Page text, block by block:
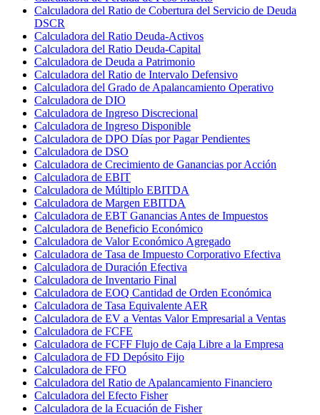
Calculadora del Ratio de Cobertura del Servicio de Deuda
DSCR
Calculadora del Ratio Deuda-Activos
Calculadora del Ratio Deuda-Capital
Calculadora de Deuda a Patrimonio
Calculadora del Ratio de Intervalo Defensivo
Calculadora del Grado de Apalancamiento Operativo
Calculadora de DIO
Calculadora de Ingreso Discrecional
Calculadora de Ingreso Disponible
Calculadora de DPO Días por Pagar Pendientes
Calculadora de DSO
Calculadora de Crecimiento de Ganancias por Acción
Calculadora de EBIT
Calculadora de Múltiplo EBITDA
Calculadora de Margen EBITDA
Calculadora de EBT Ganancias Antes de Impuestos
Calculadora de Beneficio Económico
Calculadora de Valor Económico Agregado
Calculadora de Tasa de Impuesto Corporativo Efectiva
Calculadora de Duración Efectiva
Calculadora de Inventario Final
Calculadora de EOQ Cantidad de Orden Económica
Calculadora de Tasa Equivalente AER
Calculadora de EV a Ventas Valor Empresarial a Ventas
Calculadora de FCFE
Calculadora de FCFF Flujo de Caja Libre a la Empresa
Calculadora de FD Depósito Fijo
Calculadora de FFO
Calculadora del Ratio de Apalancamiento Financiero
Calculadora del Efecto Fisher
Calculadora de la Ecuación de Fisher